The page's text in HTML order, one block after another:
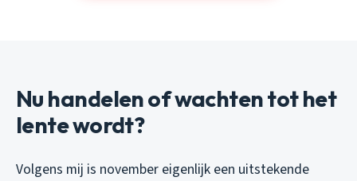
Nu handelen of wachten tot het
lente wordt?
Volgens mij is november eigenlijk een uitstekende